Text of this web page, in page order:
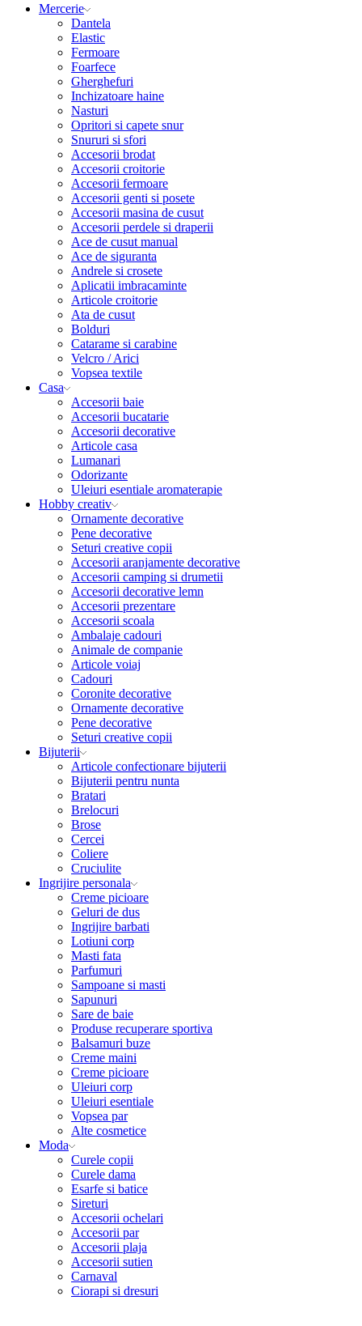
Mercerie
Dantela
Elastic
Fermoare
Foarfece
Gherghefuri
Inchizatoare haine
Nasturi
Opritori si capete snur
Snururi si sfori
Accesorii brodat
Accesorii croitorie
Accesorii fermoare
Accesorii genti si posete
Accesorii masina de cusut
Accesorii perdele si draperii
Ace de cusut manual
Ace de siguranta
Andrele si crosete
Aplicatii imbracaminte
Articole croitorie
Ata de cusut
Bolduri
Catarame si carabine
Velcro / Arici
Vopsea textile
Casa
Accesorii baie
Accesorii bucatarie
Accesorii decorative
Articole casa
Lumanari
Odorizante
Uleiuri esentiale aromaterapie
Hobby creativ
Ornamente decorative
Pene decorative
Seturi creative copii
Accesorii aranjamente decorative
Accesorii camping si drumetii
Accesorii decorative lemn
Accesorii prezentare
Accesorii scoala
Ambalaje cadouri
Animale de companie
Articole voiaj
Cadouri
Coronite decorative
Ornamente decorative
Pene decorative
Seturi creative copii
Bijuterii
Articole confectionare bijuterii
Bijuterii pentru nunta
Bratari
Brelocuri
Brose
Cercei
Coliere
Cruciulite
Ingrijire personala
Creme picioare
Geluri de dus
Ingrijire barbati
Lotiuni corp
Masti fata
Parfumuri
Sampoane si masti
Sapunuri
Sare de baie
Produse recuperare sportiva
Balsamuri buze
Creme maini
Creme picioare
Uleiuri corp
Uleiuri esentiale
Vopsea par
Alte cosmetice
Moda
Curele copii
Curele dama
Esarfe si batice
Sireturi
Accesorii ochelari
Accesorii par
Accesorii plaja
Accesorii sutien
Carnaval
Ciorapi si dresuri